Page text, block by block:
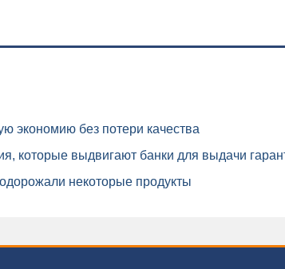
экономию без потери качества
которые выдвигают банки для выдачи
некоторые продукты